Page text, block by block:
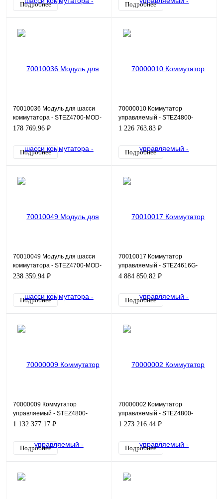
Подробнее Подробнее
70010036 Модуль для шасси
коммутатора - STEZ4700-MOD-
4SFP-DDM
178 769.96 ₽
Подробнее
70000010 Коммутатор
управляемый - STEZ4800-
16GSFP-L2
1 226 763.83 ₽
Подробнее
70010049 Модуль для шасси
коммутатора - STEZ4700-MOD-
4FX-MM
238 359.94 ₽
Подробнее
70010017 Коммутатор
управляемый - STEZ4616G-
24GSFP-8CG-4XSFP
4 884 850.82 ₽
Подробнее
70000009 Коммутатор
управляемый - STEZ4800-
16SFP-4G-L2
1 132 377.17 ₽
Подробнее
70000002 Коммутатор
управляемый - STEZ4800-
16GSFP
1 273 216.44 ₽
Подробнее